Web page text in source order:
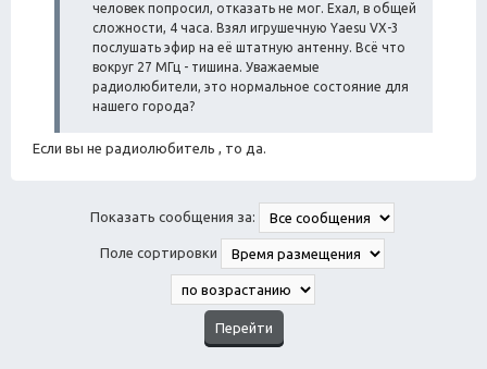
человек попросил, отказать не мог. Ехал, в общей
сложности, 4 часа. Взял игрушечную Yaesu VX-3
послушать эфир на её штатную антенну. Всё что
вокруг 27 МГц - тишина. Уважаемые
радиолюбители, это нормальное состояние для
нашего города?
Если вы не радиолюбитель , то да.
Показать сообщения за:
Поле сортировки